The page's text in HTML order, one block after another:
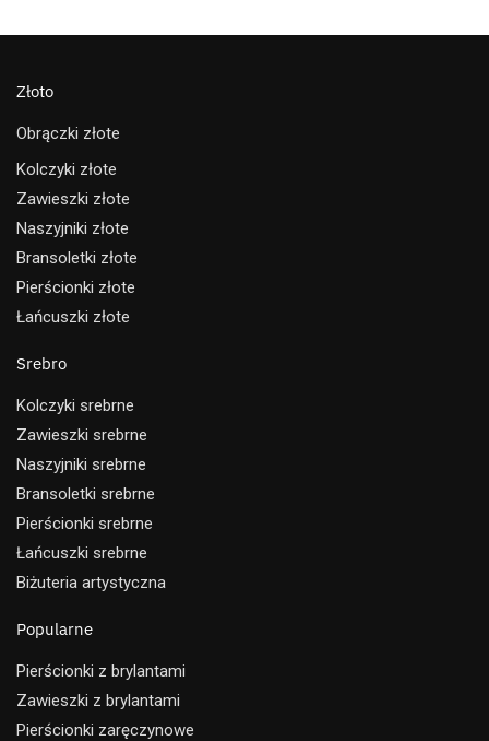
Złoto
Obrączki złote
Kolczyki złote
Zawieszki złote
Naszyjniki złote
Bransoletki złote
Pierścionki złote
Łańcuszki złote
Srebro
Kolczyki srebrne
Zawieszki srebrne
Naszyjniki srebrne
Bransoletki srebrne
Pierścionki srebrne
Łańcuszki srebrne
Biżuteria artystyczna
Popularne
Pierścionki z brylantami
Zawieszki z brylantami
Pierścionki zaręczynowe